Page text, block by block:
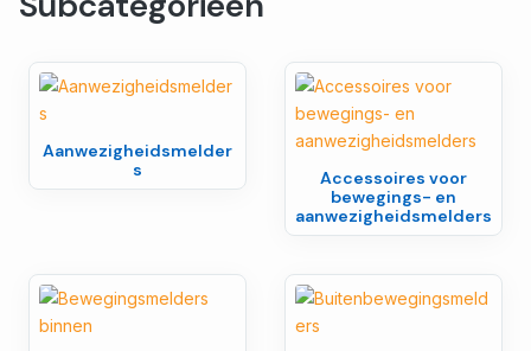
Aanwezigheidsmelder
s
Accessoires voor
bewegings- en
aanwezigheidsmelders